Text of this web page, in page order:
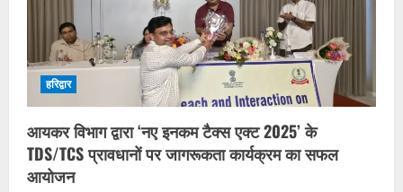
हरिद्वार
आयकर विभाग द्वारा ‘नए इनकम टैक्स एक्ट 2025’ के
TDS/TCS प्रावधानों पर जागरूकता कार्यक्रम का सफल
आयोजन